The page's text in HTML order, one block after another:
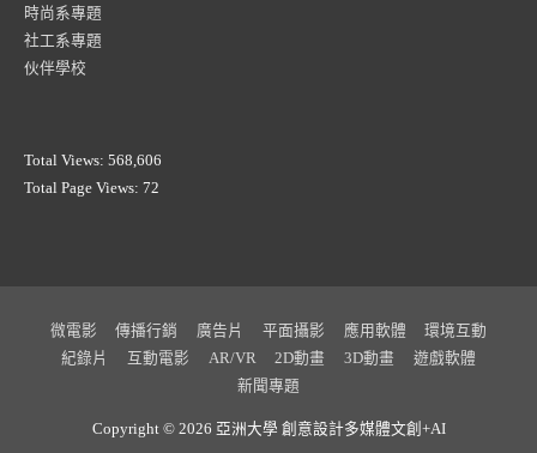
時尚系專題
社工系專題
伙伴學校
Total Views: 568,606
Total Page Views: 72
微電影 傳播行銷 廣告片 平面攝影 應用軟體
環境互動
紀錄片
互動電影 AR/VR 2D動畫 3D動畫
遊戲軟體
新聞專題
Copyright © 2026 亞洲大學 創意設計多媒體文創+AI